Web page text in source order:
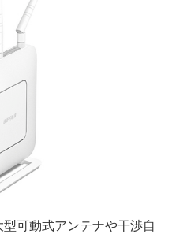
可動式アンテナや干渉自